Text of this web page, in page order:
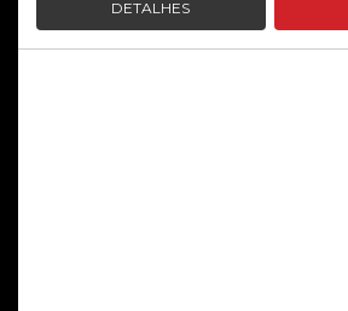
DETALHES